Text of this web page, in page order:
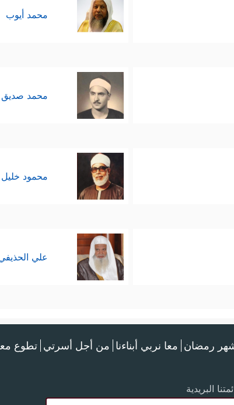
محمد أيوب
محمد صديق
محمود
علي
رمضان معا نربي أبناءنا من أجل أسرتي تطوع
البريدية